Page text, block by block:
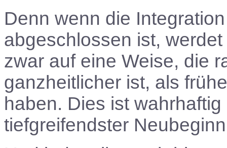
Denn wenn die
abgeschlossen ist,
zwar auf eine Weise, die
ganzheitlicher ist, als
haben. Dies ist
tiefgreifendster